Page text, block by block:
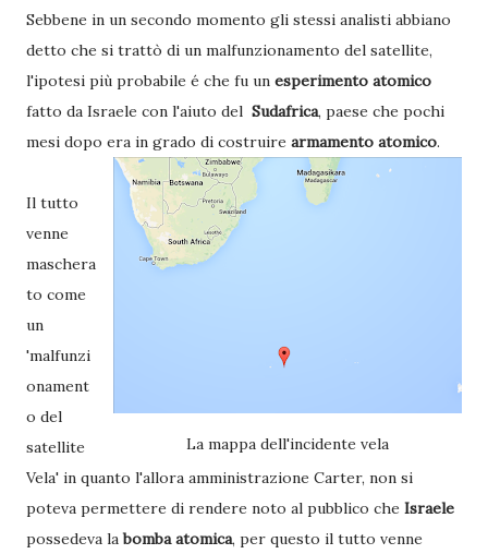
Sebbene in un secondo momento gli stessi analisti abbiano
detto che si trattò di un malfunzionamento del satellite,
l'ipotesi più probabile é che fu un esperimento atomico
fatto da Israele con l'aiuto del Sudafrica, paese che pochi
mesi dopo era in grado di costruire armamento atomico.
La mappa dell'incidente vela
Il tutto
venne
maschera
to come
un
'malfunzi
onament
o del
satellite
Vela' in quanto l'allora amministrazione Carter, non si
poteva permettere di rendere noto al pubblico che Israele
possedeva labomba atomica, per questo il tutto venne